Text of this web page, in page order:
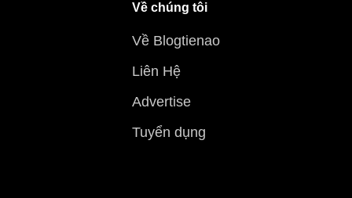
Về chúng tôi
Về Blogtienao
Liên Hệ
Advertise
Tuyển dụng